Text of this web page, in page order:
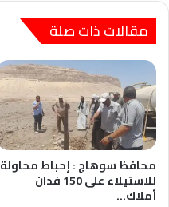
مقالات ذات صلة
محافظ سوهاج : إحباط محاولة
للاستيلاء على 150 فدان
أملاك…